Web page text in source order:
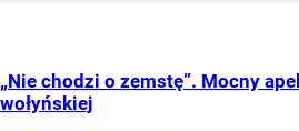
„Nie chodzi o zemstę”. Mocny
wołyńskiej